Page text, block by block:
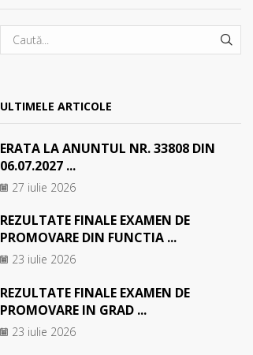
ULTIMELE ARTICOLE
ERATA LA ANUNTUL NR. 33808 DIN
06.07.2027 ...
27 iulie 2026
REZULTATE FINALE EXAMEN DE
PROMOVARE DIN FUNCTIA ...
23 iulie 2026
REZULTATE FINALE EXAMEN DE
PROMOVARE IN GRAD ...
23 iulie 2026